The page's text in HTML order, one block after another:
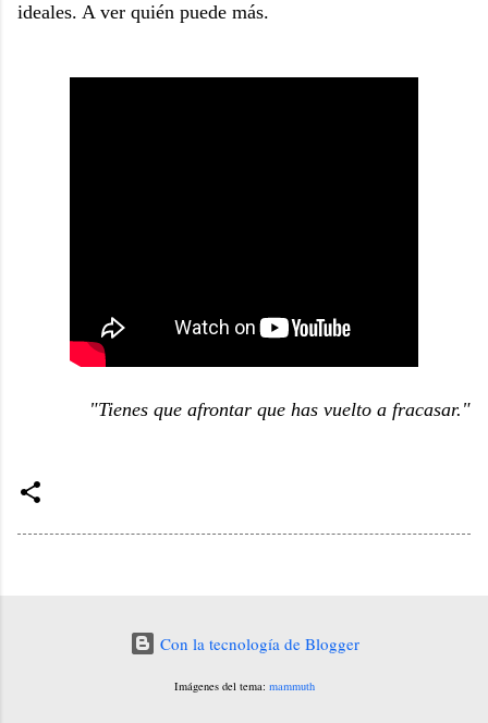
ideales. A ver quién puede más.
"Tienes que afrontar que has vuelto a fracasar."
Con la tecnología de Blogger
Imágenes del tema: mammuth